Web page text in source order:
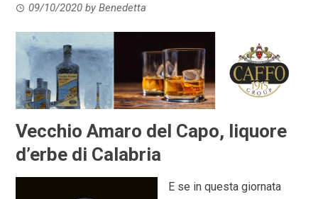
09/10/2020 byBenedetta
Vecchio Amaro del Capo, liquore
d’erbe di Calabria
E se in questa giornata